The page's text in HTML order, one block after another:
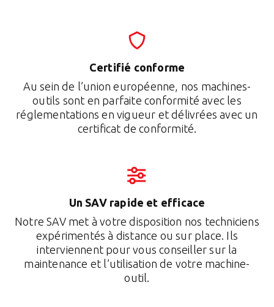
Certifié conforme
Au sein de l’union européenne, nos machines-
outils sont en parfaite conformité avec les
réglementations en vigueur et délivrées avec un
certificat de conformité.
Un SAV rapide et efficace
Notre SAV met à votre disposition nos techniciens
expérimentés à distance ou sur place. Ils
interviennent pour vous conseiller sur la
maintenance et l’utilisation de votre machine-
outil.